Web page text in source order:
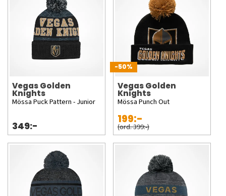
Vegas Golden
Knights
Mössa Puck Pattern - Junior
349:-
-50%
Vegas Golden
Knights
Mössa Punch Out
199:-
(ord. 399:-)